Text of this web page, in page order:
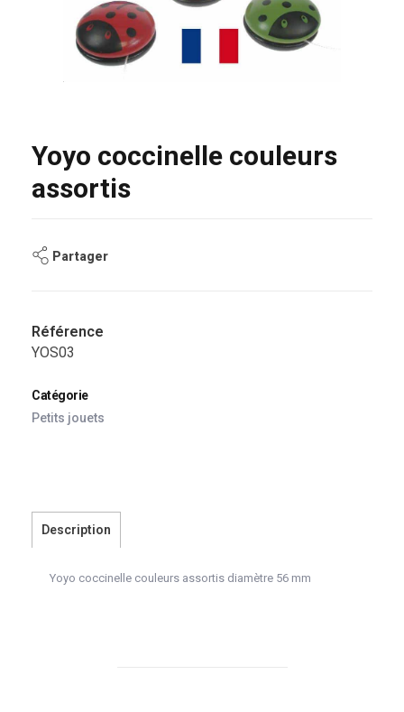
Yoyo coccinelle couleurs
assortis
Partager
Référence
YOS03
Catégorie
Petits jouets
Description
Yoyo coccinelle couleurs assortis diamètre 56 mm